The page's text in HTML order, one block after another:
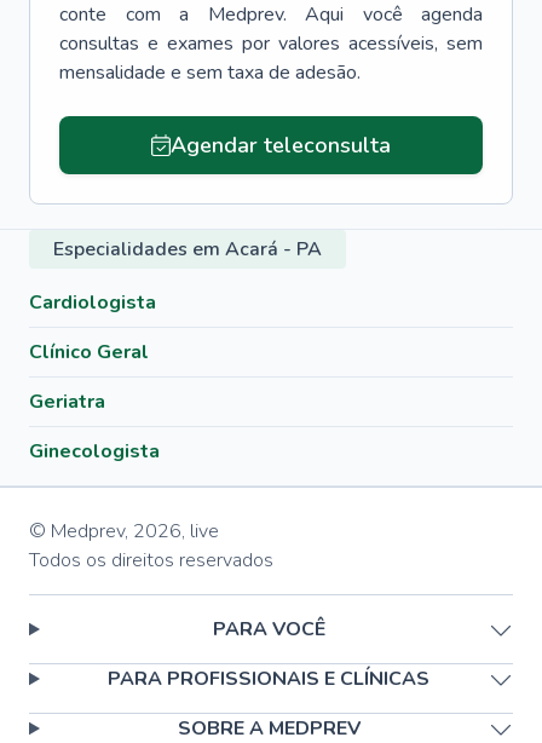
conte com a Medprev. Aqui você agenda
consultas e exames por valores acessíveis, sem
mensalidade e sem taxa de adesão.
Agendar teleconsulta
Especialidades em Acará - PA
Cardiologista
Clínico Geral
Geriatra
Ginecologista
© Medprev, 2026, live
Todos os direitos reservados
PARA VOCÊ
PARA PROFISSIONAIS E CLÍNICAS
SOBRE A MEDPREV